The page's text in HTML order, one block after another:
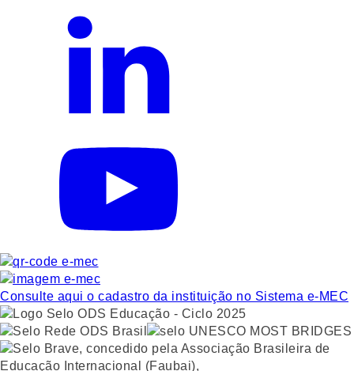
Consulte aqui o cadastro da instituição no Sistema e-MEC